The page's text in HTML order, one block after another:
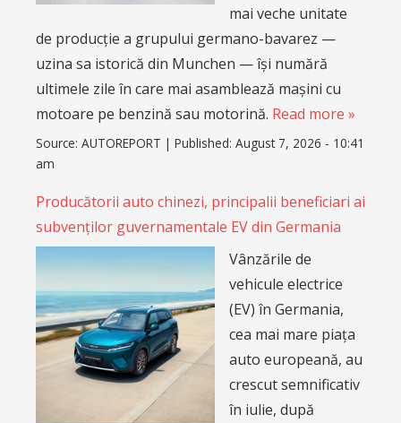
mai veche unitate
de producție a grupului germano-bavarez —
uzina sa istorică din Munchen — își numără
ultimele zile în care mai asamblează mașini cu
motoare pe benzină sau motorină. Read more »
Source: AUTOREPORT | Published: August 7, 2026 - 10:41
am
Producătorii auto chinezi, principalii beneficiari ai
subvenților guvernamentale EV din Germania
Vânzările de
vehicule electrice
(EV) în Germania,
cea mai mare piața
auto europeană, au
crescut semnificativ
în iulie, după